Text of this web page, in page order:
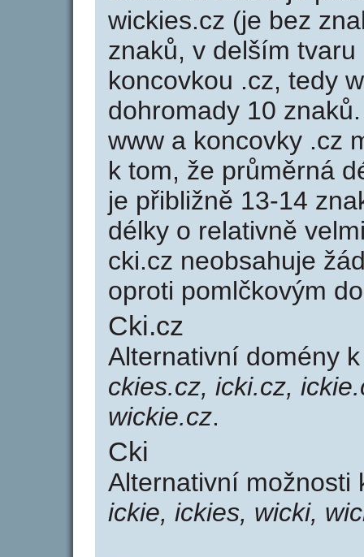
wickies.cz (je bez
znaků, v delším
koncovkou .cz, tedy
dohromady 10
www a koncovky .cz
k tom, že průměrná
je přibližně 13-14
délky o relativně
cki.cz neobsahuje
oproti pomlčkovým
Cki.cz
Alternativní domény
ckies.cz, icki.cz,
wickie.cz.
Cki
Alternativní možnosti
ickie, ickies, wicki,